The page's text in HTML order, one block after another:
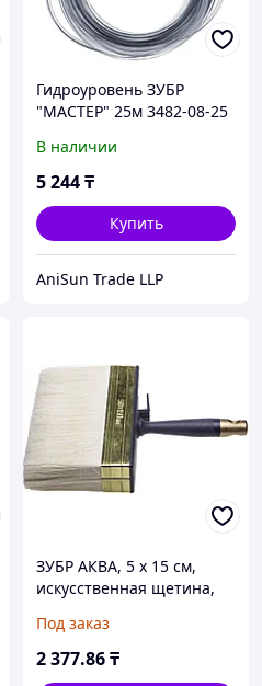
Гидроуровень ЗУБР
"МАСТЕР" 25м 3482-08-25
В наличии
5 244₸
Купить
AniSun Trade LLP
ЗУБР АКВА, 5 х 15 см,
искусственная щетина,
для воднодисперсионных
и акриловых ЛКМ,
Под заказ
2 377.86₸